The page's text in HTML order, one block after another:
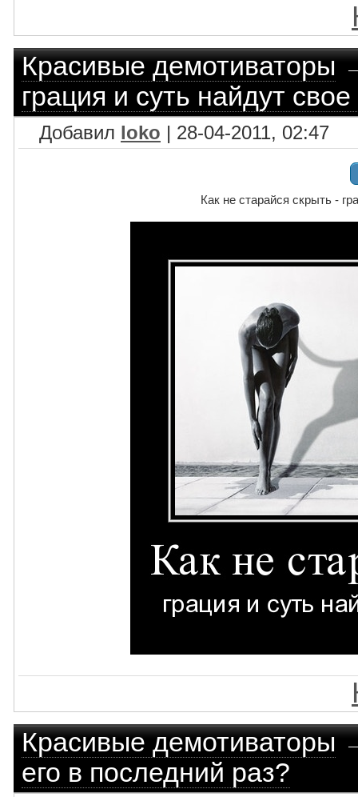
Красивые демотиваторы
грация и суть найдут
Добавил loko | 28-04-2011, 02:47
Как не старайся скрыть -
Красивые демотиваторы
его в последний раз?